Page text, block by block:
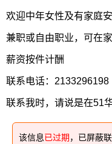
欢迎中年女性及有家庭
兼职或自由职业，可在
薪资按件计酬
联系电话：2133296198
联系我时，请说是在51
该信息已过期 ，已屏蔽